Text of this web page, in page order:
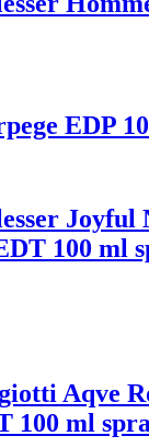
EDP
Joyful
100 ml
Aqve
100 ml